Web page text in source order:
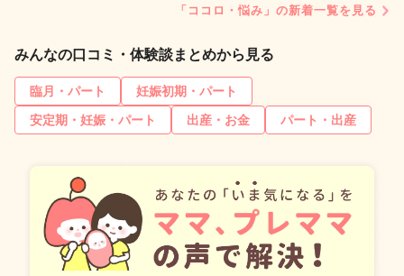
「ココロ・悩み」の新着一覧を見る
みんなの口コミ・体験談まとめから見る
臨月・パート
妊娠初期・パート
安定期・妊娠・パート
出産・お金 パート・出産